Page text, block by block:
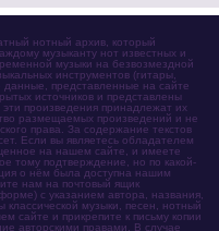
нотный архив, который
музыканту нот известных и
музыки на безвозмездной
инструментов (гитары,
представленные на сайте
источников и представлены
произведения принадлежат их
размещаемых произведений и не
права. За содержание текстов
Если вы являетесь обладателем
на нашем сайте, и имеете
тому подтверждение, но по какой-
о нём была доступна нашим
нам на почтовый ящик
с указанием автора, названия,
классической музыки, песен, нотный
сайте и прикрепите к письму копии
авторскими правами. В случае